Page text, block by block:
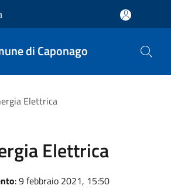
di Caponago
Elettrica
Elettrica
: 9 febbraio 2021, 15:50